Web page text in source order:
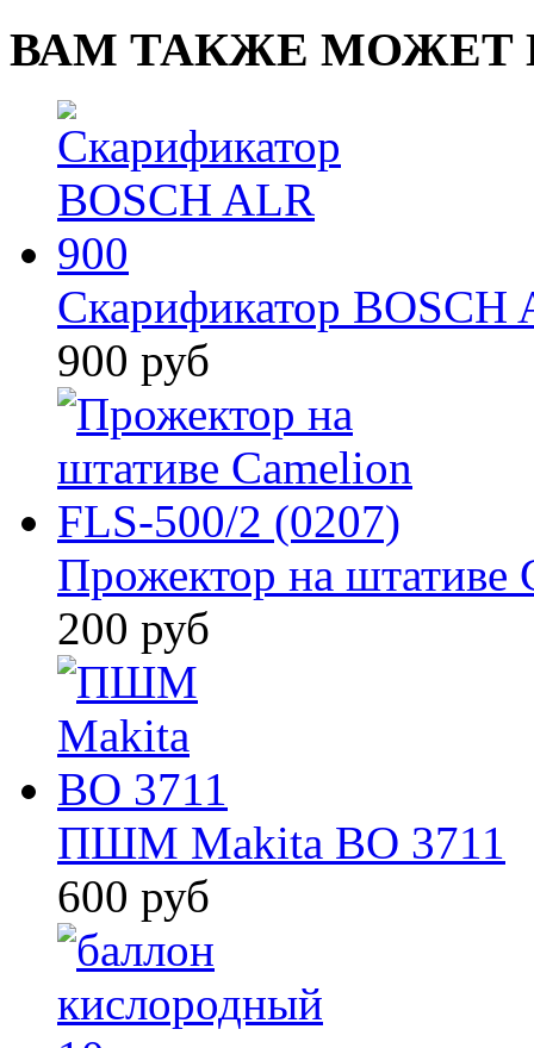
ВАМ ТАКЖЕ МОЖЕТ
Скарификатор BOSCH
900 руб
Прожектор на штативе
200 руб
ПШМ Makita BO 3711
600 руб